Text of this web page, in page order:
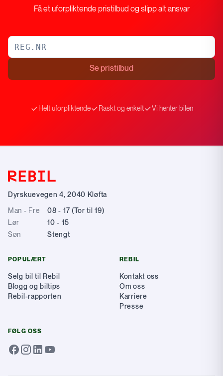
Få et uforpliktende pristilbud og slipp alt ansvar
Se pristilbud
Helt uforpliktende Raskt og enkelt Vi henter bilen
Dyrskuevegen 4,2040 Kløfta
Man - Fre
08 - 17 (Tor til 19)
Lør
10 - 15
Søn
Stengt
POPULÆRT
Selg bil til Rebil
Blogg og biltips
Rebil-rapporten
REBIL
Kontakt oss
Om oss
Karriere
Presse
FØLG OSS